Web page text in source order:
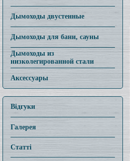
Дымоходы двустенные
Дымоходы для бани, сауны
Дымоходы из
низколегированной стали
Аксессуары
Відгуки
Галерея
Статті